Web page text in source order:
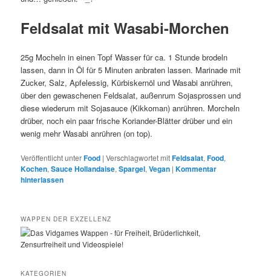
Feldsalat mit Wasabi-Morchen
25g Mocheln in einen Topf Wasser für ca. 1 Stunde brodeln
lassen, dann in Öl für 5 Minuten anbraten lassen. Marinade mit
Zucker, Salz, Apfelessig, Kürbiskernöl und Wasabi anrühren,
über den gewaschenen Feldsalat, außenrum Sojasprossen und
diese wiederum mit Sojasauce (Kikkoman) anrühren. Morcheln
drüber, noch ein paar frische Koriander-Blätter drüber und ein
wenig mehr Wasabi anrühren (on top).
Veröffentlicht unterFood |Verschlagwortet mitFeldsalat,Food,
Kochen,Sauce Hollandaise,Spargel,Vegan |Kommentar
hinterlassen
WAPPEN DER EXZELLENZ
KATEGORIEN